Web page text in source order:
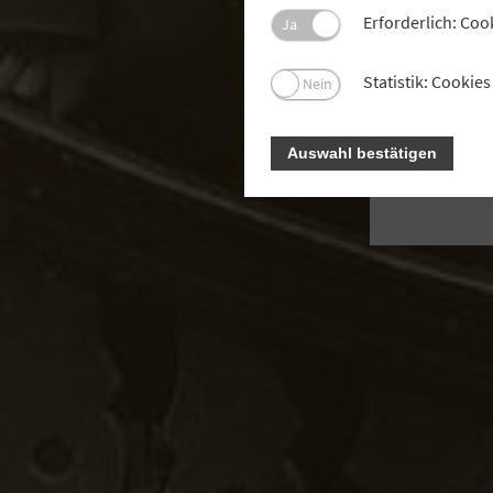
Ja Erforderlich:
Nein Statistik:
Auswahl bestätigen